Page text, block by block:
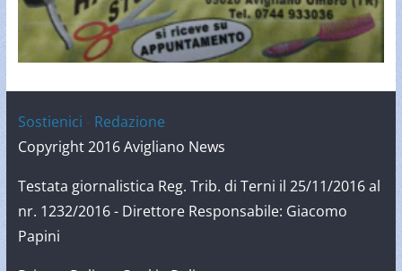
Sostienici
Redazione
Copyright 2016 Avigliano News
Testata giornalistica Reg. Trib. di Terni il 25/11/2016 al
nr. 1232/2016 - Direttore Responsabile: Giacomo
Papini